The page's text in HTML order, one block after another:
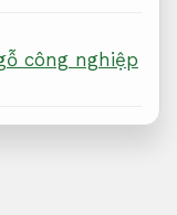
công nghiệp